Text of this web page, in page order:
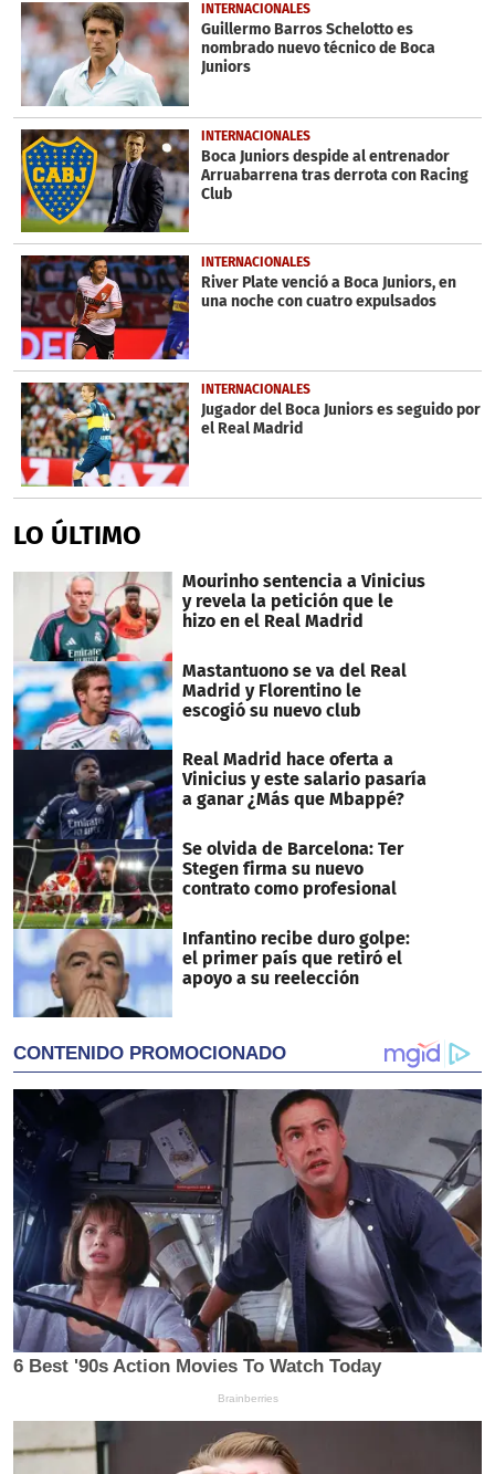
INTERNACIONALES
Guillermo Barros Schelotto es
nombrado nuevo técnico de Boca
Juniors
INTERNACIONALES
Boca Juniors despide al entrenador
Arruabarrena tras derrota con Racing
Club
INTERNACIONALES
River Plate venció a Boca Juniors, en
una noche con cuatro expulsados
INTERNACIONALES
Jugador del Boca Juniors es seguido por
el Real Madrid
LO ÚLTIMO
Mourinho sentencia a Vinicius
y revela la petición que le
hizo en el Real Madrid
Mastantuono se va del Real
Madrid y Florentino le
escogió su nuevo club
Real Madrid hace oferta a
Vinicius y este salario pasaría
a ganar ¿Más que Mbappé?
Se olvida de Barcelona: Ter
Stegen firma su nuevo
contrato como profesional
Infantino recibe duro golpe:
el primer país que retiró el
apoyo a su reelección